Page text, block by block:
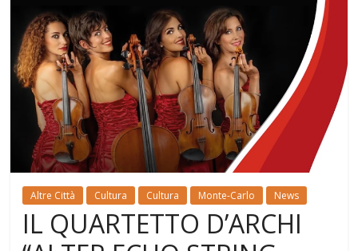
Altre Città Cultura Cultura Monte-Carlo News
IL QUARTETTO D’ARCHI